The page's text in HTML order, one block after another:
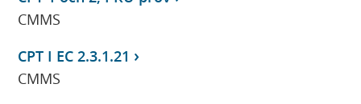
CMMS
CPT I EC 2.3.1.21
CMMS